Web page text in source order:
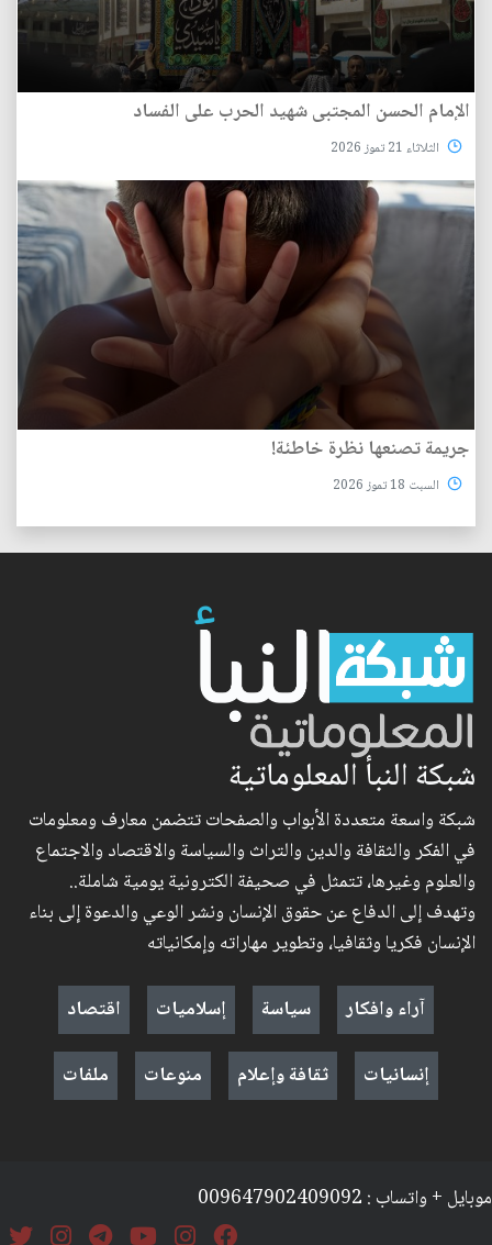
الإمام الحسن المجتبى شهيد الحرب على الفساد
الثلاثاء 21 تموز 2026
جريمة تصنعها نظرة خاطئة!
السبت 18 تموز 2026
شبكة النبأ المعلوماتية
شبكة واسعة متعددة الأبواب والصفحات تتضمن معارف ومعلومات
في الفكر والثقافة والدين والتراث والسياسة والاقتصاد والاجتماع
والعلوم وغيرها، تتمثل في صحيفة الكترونية يومية شاملة..
وتهدف إلى الدفاع عن حقوق الإنسان ونشر الوعي والدعوة إلى بناء
الإنسان فكريا وثقافيا، وتطوير مهاراته وإمكانياته
آراء وافكار
سياسة إسلاميات
اقتصاد
إنسانيات
ثقافة وإعلام منوعات ملفات
موبايل + واتساب : 009647902409092